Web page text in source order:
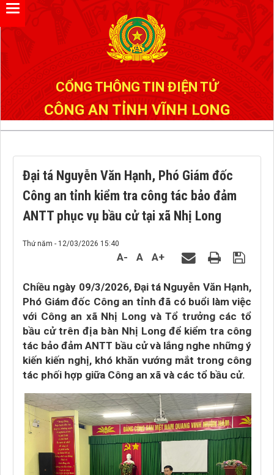
CỔNG THÔNG TIN ĐIỆN TỬ
CÔNG AN TỈNH VĨNH LONG
Đại tá Nguyễn Văn Hạnh, Phó Giám đốc
Công an tỉnh kiểm tra công tác bảo đảm
ANTT phục vụ bầu cử tại xã Nhị Long
Thứ năm - 12/03/2026 15:40
A- A A+
Chiều ngày 09/3/2026, Đại tá Nguyễn Văn Hạnh,
Phó Giám đốc Công an tỉnh đã có buổi làm việc
với Công an xã Nhị Long và Tổ trưởng các tổ
bầu cử trên địa bàn Nhị Long để kiểm tra công
tác bảo đảm ANTT bầu cử và lắng nghe những ý
kiến kiến nghị, khó khăn vướng mắt trong công
tác phối hợp giữa Công an xã và các tổ bầu cử.